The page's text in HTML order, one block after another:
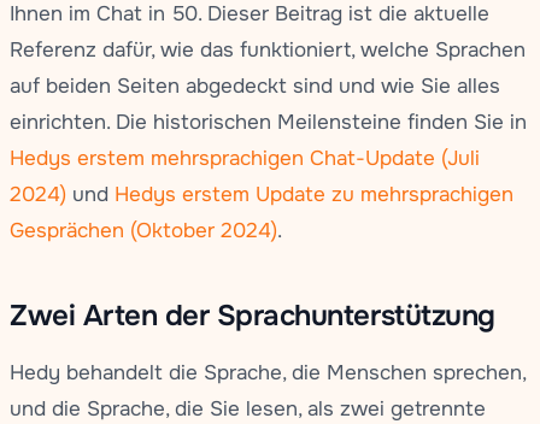
Ihnen im Chat in 50. Dieser Beitrag ist die aktuelle
Referenz dafür, wie das funktioniert, welche Sprachen
auf beiden Seiten abgedeckt sind und wie Sie alles
einrichten. Die historischen Meilensteine finden Sie in
Hedys erstem mehrsprachigen Chat-Update (Juli
2024) und Hedys erstem Update zu mehrsprachigen
Gesprächen (Oktober 2024).
Zwei Arten der Sprachunterstützung
Hedy behandelt die Sprache, die Menschen sprechen,
und die Sprache, die Sie lesen, als zwei getrennte